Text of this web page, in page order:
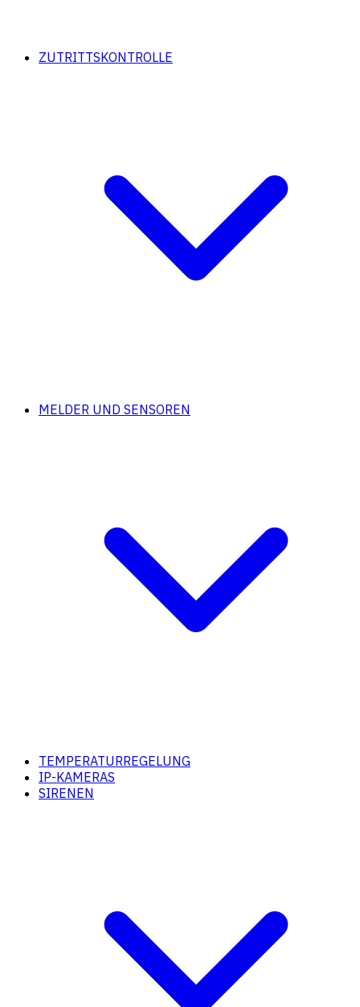
ZUTRITTSKONTROLLE
MELDER UND SENSOREN
TEMPERATURREGELUNG
IP-KAMERAS
SIRENEN